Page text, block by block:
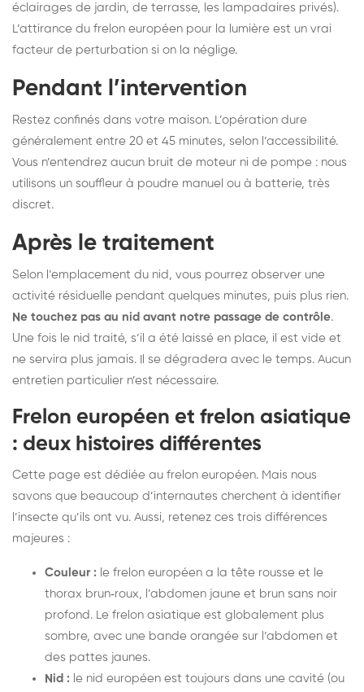
éclairages de jardin, de terrasse, les lampadaires privés).
L’attirance du frelon européen pour la lumière est un vrai
facteur de perturbation si on la néglige.
Pendant l’intervention
Restez confinés dans votre maison. L’opération dure
généralement entre 20 et 45 minutes, selon l’accessibilité.
Vous n’entendrez aucun bruit de moteur ni de pompe : nous
utilisons un souffleur à poudre manuel ou à batterie, très
discret.
Après le traitement
Selon l’emplacement du nid, vous pourrez observer une
activité résiduelle pendant quelques minutes, puis plus rien.
Ne touchez pas au nid avant notre passage de contrôle.
Une fois le nid traité, s’il a été laissé en place, il est vide et
ne servira plus jamais. Il se dégradera avec le temps. Aucun
entretien particulier n’est nécessaire.
Frelon européen et frelon asiatique
: deux histoires différentes
Cette page est dédiée au frelon européen. Mais nous
savons que beaucoup d’internautes cherchent à identifier
l’insecte qu’ils ont vu. Aussi, retenez ces trois différences
majeures :
Couleur : le frelon européen a la tête rousse et le
thorax brun‑roux, l’abdomen jaune et brun sans noir
profond. Le frelon asiatique est globalement plus
sombre, avec une bande orangée sur l’abdomen et
des pattes jaunes.
Nid : le nid européen est toujours dans une cavité (ou